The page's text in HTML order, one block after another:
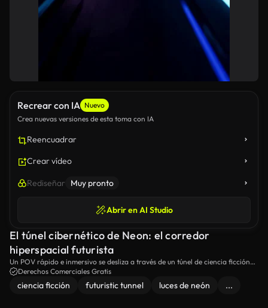
Recrear con IA Nuevo
Crea nuevas versiones de esta toma con IA
Reencuadrar
Crear vídeo
Rediseñar Muy pronto
Abrir en AI Studio
El túnel cibernético de Neon: el corredor
hiperspacial futurista
Un POV rápido e inmersivo se desliza a través de un túnel de ciencia ficción
iluminado por neón con bandas de LED azules y magenta, paneles
geométricos angulares y deslizaje de movimiento, produciendo un efecto
hipnótico hiperspacial ideal para las escenas de tecnología, cyberpunk y
Derechos Comerciales Gratis
ciencia ficción futuristic tunnel luces de neón ...